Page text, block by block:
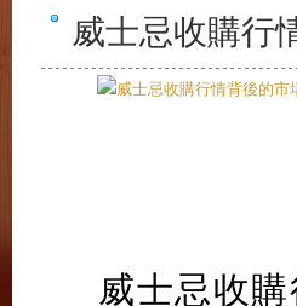
威士忌收購行
威士忌收